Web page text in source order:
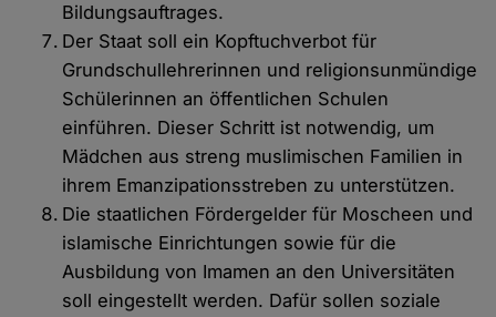
Bildungsauftrages.
Der Staat soll ein Kopftuchverbot für
Grundschullehrerinnen und religionsunmündige
Schülerinnen an öffentlichen Schulen
einführen. Dieser Schritt ist notwendig, um
Mädchen aus streng muslimischen Familien in
ihrem Emanzipationsstreben zu unterstützen.
Die staatlichen Fördergelder für Moscheen und
islamische Einrichtungen sowie für die
Ausbildung von Imamen an den Universitäten
soll eingestellt werden. Dafür sollen soziale